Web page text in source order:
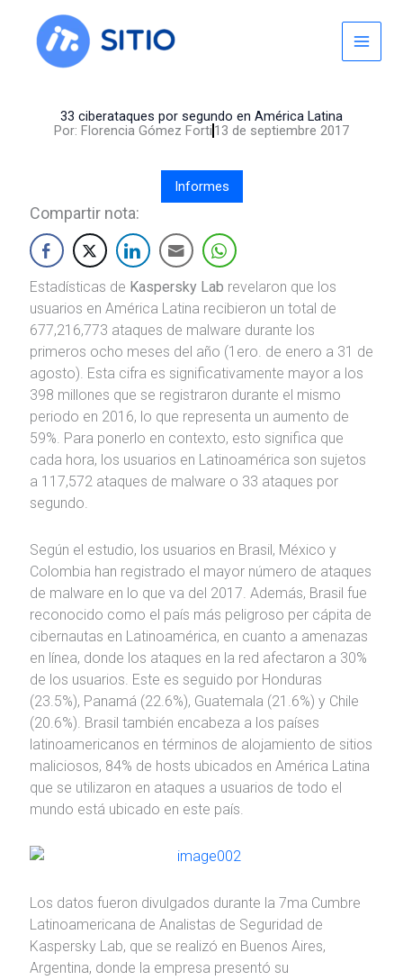
content
33 ciberataques por segundo en América Latina
Por: Florencia Gómez Forti 13 de septiembre 2017
Informes
Compartir nota:
Estadísticas de Kaspersky Lab revelaron que los
usuarios en América Latina recibieron un total de
677,216,773 ataques de malware durante los
primeros ocho meses del año (1ero. de enero a 31 de
agosto). Esta cifra es significativamente mayor a los
398 millones que se registraron durante el mismo
periodo en 2016, lo que representa un aumento de
59%. Para ponerlo en contexto, esto significa que
cada hora, los usuarios en Latinoamérica son sujetos
a 117,572 ataques de malware o 33 ataques por
segundo.
Según el estudio, los usuarios en Brasil, México y
Colombia han registrado el mayor número de ataques
de malware en lo que va del 2017. Además, Brasil fue
reconocido como el país más peligroso per cápita de
cibernautas en Latinoamérica, en cuanto a amenazas
en línea, donde los ataques en la red afectaron a 30%
de los usuarios. Este es seguido por Honduras
(23.5%), Panamá (22.6%), Guatemala (21.6%) y Chile
(20.6%). Brasil también encabeza a los países
latinoamericanos en términos de alojamiento de sitios
maliciosos, 84% de hosts ubicados en América Latina
que se utilizaron en ataques a usuarios de todo el
mundo está ubicado en este país.
Los datos fueron divulgados durante la 7ma Cumbre
Latinoamericana de Analistas de Seguridad de
Kaspersky Lab, que se realizó en Buenos Aires,
Argentina, donde la empresa presentó su